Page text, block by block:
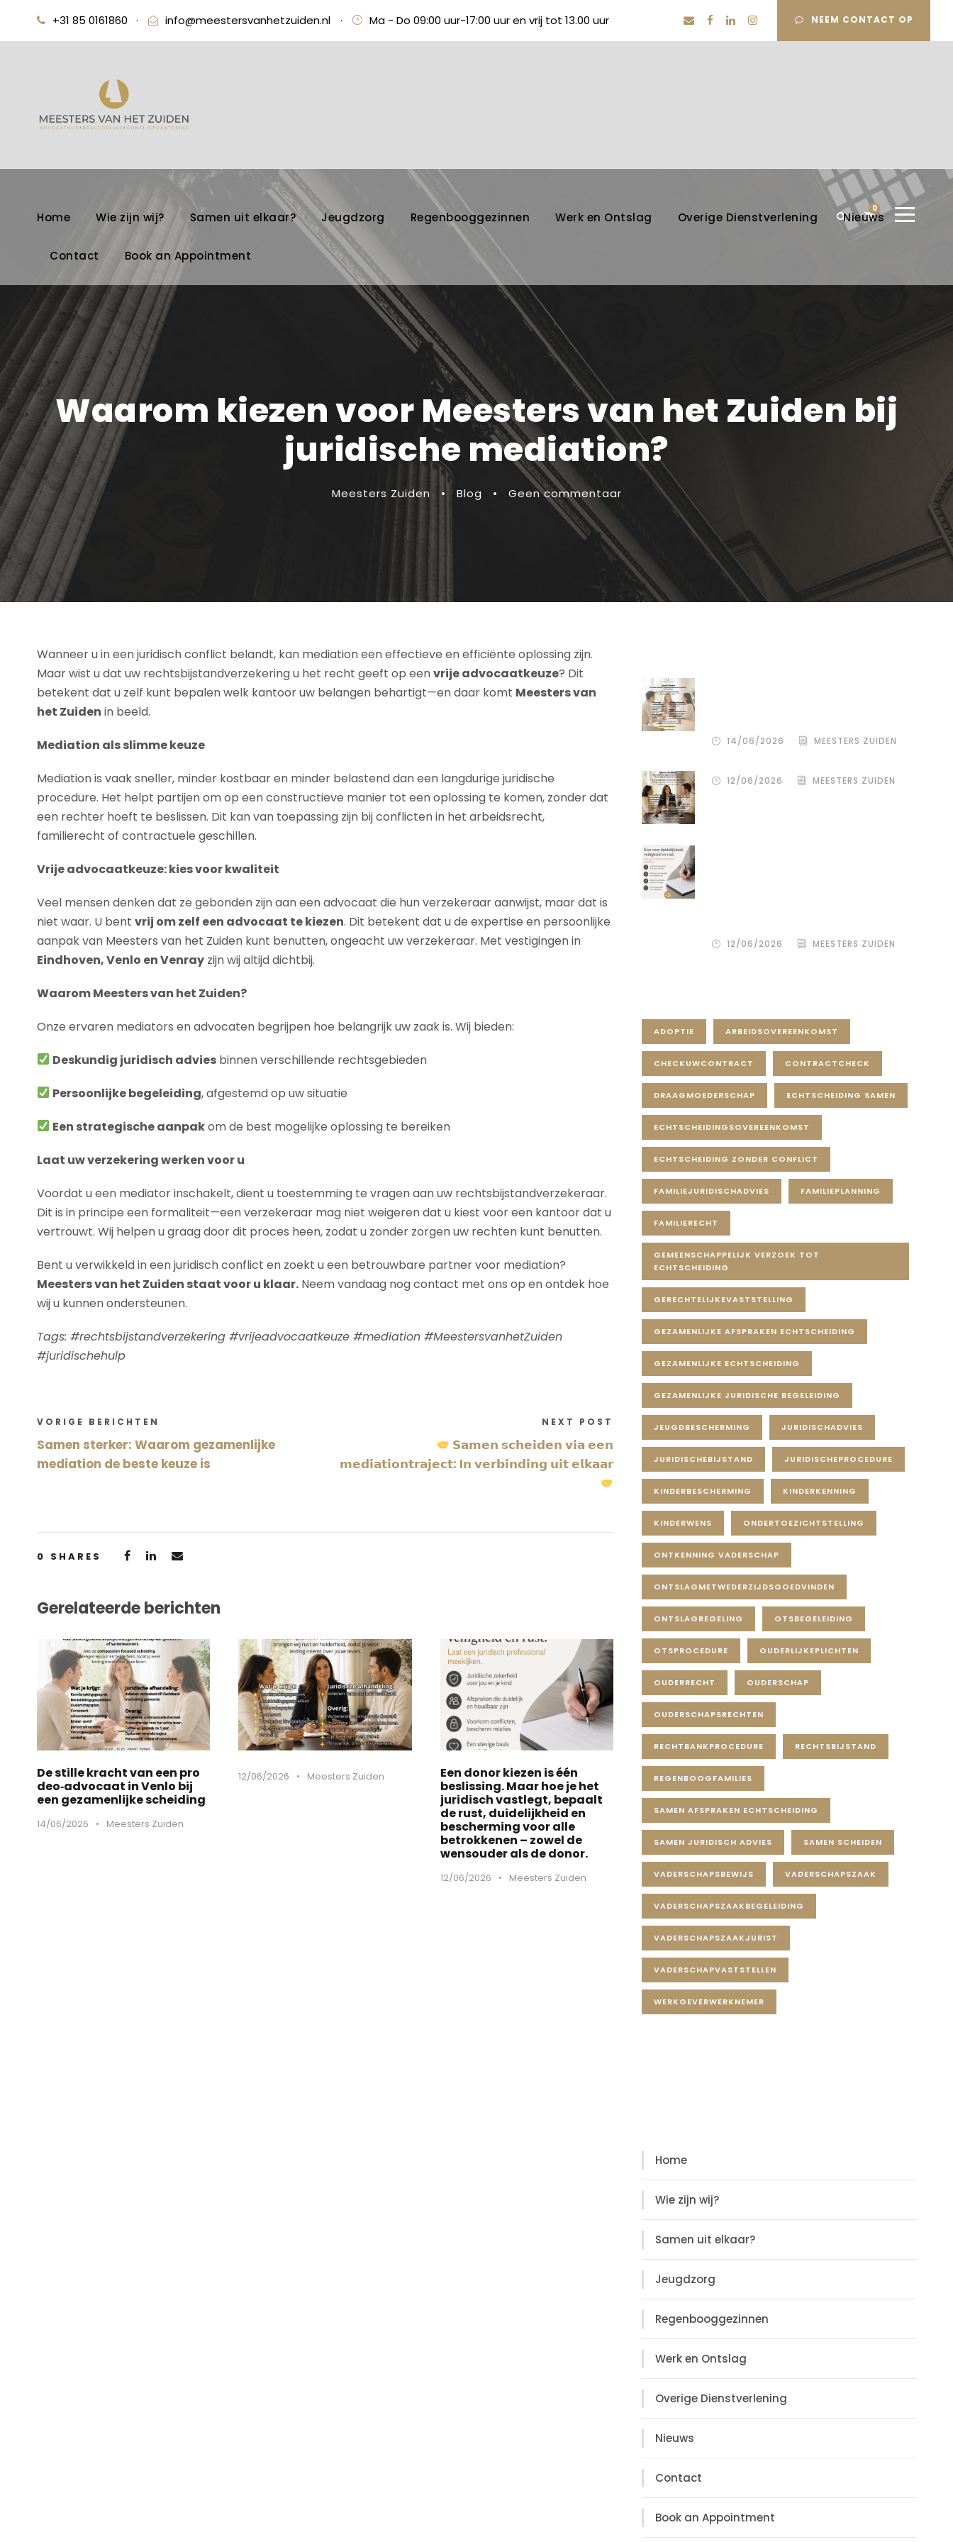
+31 85 0161860 · info@meestersvanhetzuiden.nl · Ma - Do 09:00 uur-17:00 uur en vrij tot 13.00 uur NEEM CONTACT OP
Home Wie zijn wij? Samen uit elkaar? Jeugdzorg Regenbooggezinnen Werk en Ontslag Overige Dienstverlening Nieuws
Contact Book an Appointment
0
Waarom kiezen voor Meesters van het Zuiden bij
juridische mediation?
Meesters Zuiden • Blog • Geen commentaar
Wanneer u in een juridisch conflict belandt, kan mediation een effectieve en efficiënte oplossing zijn.
Maar wist u dat uw rechtsbijstandverzekering u het recht geeft op eenvrije advocaatkeuze? Dit
betekent dat u zelf kunt bepalen welk kantoor uw belangen behartigt—en daar komt Meesters van
het Zuiden in beeld.
Mediation als slimme keuze
Mediation is vaak sneller, minder kostbaar en minder belastend dan een langdurige juridische
procedure. Het helpt partijen om op een constructieve manier tot een oplossing te komen, zonder dat
een rechter hoeft te beslissen. Dit kan van toepassing zijn bij conflicten in het arbeidsrecht,
familierecht of contractuele geschillen.
Vrije advocaatkeuze: kies voor kwaliteit
Veel mensen denken dat ze gebonden zijn aan een advocaat die hun verzekeraar aanwijst, maar dat is
niet waar. U bent vrij om zelf een advocaat te kiezen. Dit betekent dat u de expertise en persoonlijke
aanpak van Meesters van het Zuiden kunt benutten, ongeacht uw verzekeraar. Met vestigingen in
Eindhoven, Venlo en Venray zijn wij altijd dichtbij.
Waarom Meesters van het Zuiden?
Onze ervaren mediators en advocaten begrijpen hoe belangrijk uw zaak is. Wij bieden:
Deskundig juridisch advies binnen verschillende rechtsgebieden
Persoonlijke begeleiding, afgestemd op uw situatie
Een strategische aanpakom de best mogelijke oplossing te bereiken
Laat uw verzekering werken voor u
Voordat u een mediator inschakelt, dient u toestemming te vragen aan uw rechtsbijstandverzekeraar.
Dit is in principe een formaliteit—een verzekeraar mag niet weigeren dat u kiest voor een kantoor dat u
vertrouwt. Wij helpen u graag door dit proces heen, zodat u zonder zorgen uw rechten kunt benutten.
Bent u verwikkeld in een juridisch conflict en zoekt u een betrouwbare partner voor mediation?
Meesters van het Zuiden staat voor u klaar. Neem vandaag nog contact met ons op en ontdek hoe
wij u kunnen ondersteunen.
Tags: #rechtsbijstandverzekering #vrijeadvocaatkeuze #mediation #MeestersvanhetZuiden
#juridischehulp
VORIGE BERICHTEN
Samen sterker: Waarom gezamenlijke
mediation de beste keuze is
NEXT POST
𝗦𝗮𝗺𝗲𝗻 𝘀𝗰𝗵𝗲𝗶𝗱𝗲𝗻 𝘃𝗶𝗮 𝗲𝗲𝗻
𝗺𝗲𝗱𝗶𝗮𝘁𝗶𝗼𝗻𝘁𝗿𝗮𝗷𝗲𝗰𝘁: I𝗻 𝘃𝗲𝗿𝗯𝗶𝗻𝗱𝗶𝗻𝗴 𝘂𝗶𝘁 𝗲𝗹𝗸𝗮𝗮𝗿
0 SHARES
Gerelateerde berichten
De stille kracht van een pro
deo‑advocaat in Venlo bij
een gezamenlijke scheiding
14/06/2026 • Meesters Zuiden
12/06/2026 • Meesters Zuiden
Een donor kiezen is één
beslissing. Maar hoe je het
juridisch vastlegt, bepaalt
de rust, duidelijkheid en
bescherming voor alle
betrokkenen – zowel de
wensouder als de donor.
12/06/2026 • Meesters Zuiden
14/06/2026 MEESTERS ZUIDEN
12/06/2026 MEESTERS ZUIDEN
12/06/2026 MEESTERS ZUIDEN
ADOPTIE ARBEIDSOVEREENKOMST
CHECKUWCONTRACT CONTRACTCHECK
DRAAGMOEDERSCHAP ECHTSCHEIDING SAMEN
ECHTSCHEIDINGSOVEREENKOMST
ECHTSCHEIDING ZONDER CONFLICT
FAMILIEJURIDISCHADVIES FAMILIEPLANNING
FAMILIERECHT
GEMEENSCHAPPELIJK VERZOEK TOT
ECHTSCHEIDING
GERECHTELIJKEVASTSTELLING
GEZAMENLIJKE AFSPRAKEN ECHTSCHEIDING
GEZAMENLIJKE ECHTSCHEIDING
GEZAMENLIJKE JURIDISCHE BEGELEIDING
JEUGDBESCHERMING JURIDISCHADVIES
JURIDISCHEBIJSTAND JURIDISCHEPROCEDURE
KINDERBESCHERMING KINDERKENNING
KINDERWENS ONDERTOEZICHTSTELLING
ONTKENNING VADERSCHAP
ONTSLAGMETWEDERZIJDSGOEDVINDEN
ONTSLAGREGELING OTSBEGELEIDING
OTSPROCEDURE OUDERLIJKEPLICHTEN
OUDERRECHT OUDERSCHAP
OUDERSCHAPSRECHTEN
RECHTBANKPROCEDURE RECHTSBIJSTAND
REGENBOOGFAMILIES
SAMEN AFSPRAKEN ECHTSCHEIDING
SAMEN JURIDISCH ADVIES SAMEN SCHEIDEN
VADERSCHAPSBEWIJS VADERSCHAPSZAAK
VADERSCHAPSZAAKBEGELEIDING
VADERSCHAPSZAAKJURIST
VADERSCHAPVASTSTELLEN
WERKGEVERWERKNEMER
Home
Wie zijn wij?
Samen uit elkaar?
Jeugdzorg
Regenbooggezinnen
Werk en Ontslag
Overige Dienstverlening
Nieuws
Contact
Book an Appointment